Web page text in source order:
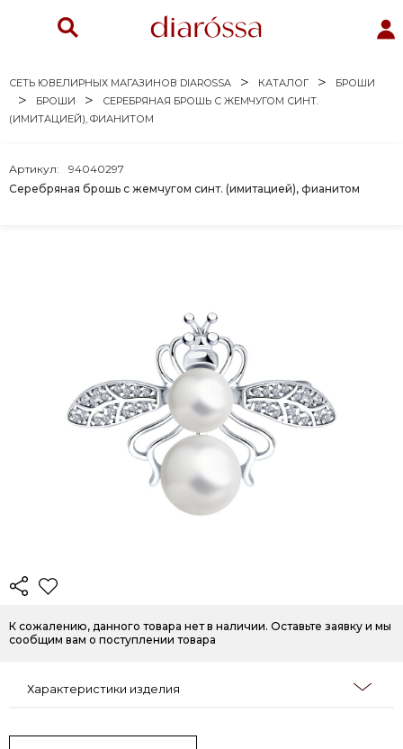
СЕТЬ ЮВЕЛИРНЫХ МАГАЗИНОВ DIAROSSA КАТАЛОГ
БРОШИ
БРОШИ
СЕРЕБРЯНАЯ БРОШЬ С ЖЕМЧУГОМ СИНТ.
(ИМИТАЦИЕЙ), ФИАНИТОМ
Серебряная брошь с жемчугом синт. (имитацией), фианитом
Артикул: 94040297
К сожалению, данного товара нет в наличии. Оставьте заявку и мы
сообщим вам о поступлении товара
Характеристики изделия